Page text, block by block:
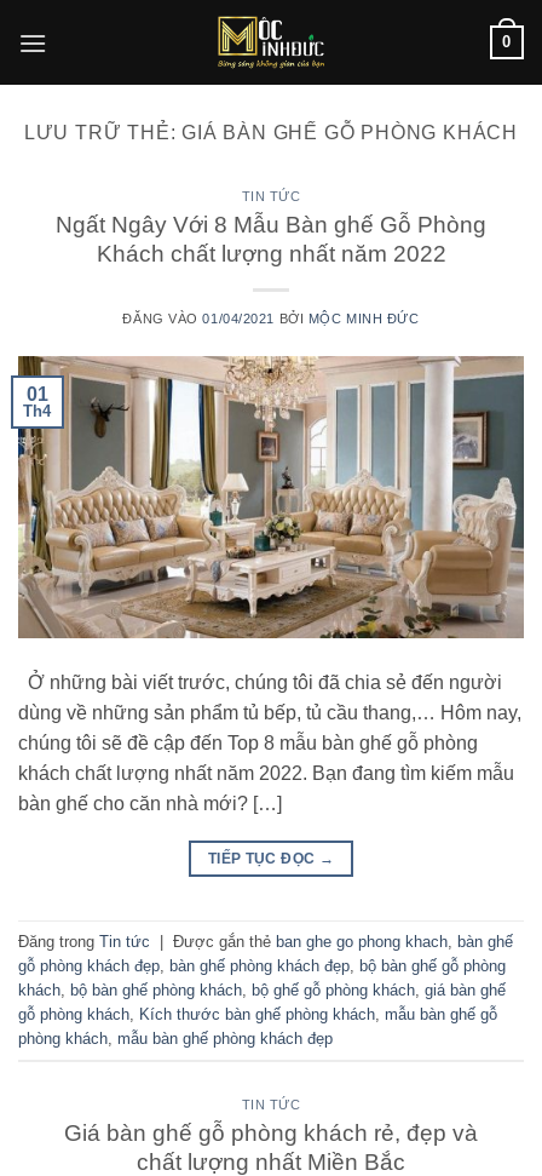
qua
0
LƯU TRỮ THẺ:GIÁ BÀN GHẾ GỖ PHÒNG KHÁCH
TIN TỨC
Ngất Ngây Với 8 Mẫu Bàn ghế Gỗ Phòng
Khách chất lượng nhất năm 2022
ĐĂNG VÀO01/04/2021 BỞI MỘC MINH ĐỨC
01
Th4
Ở những bài viết trước, chúng tôi đã chia sẻ đến người
dùng về những sản phẩm tủ bếp, tủ cầu thang,… Hôm nay,
chúng tôi sẽ đề cập đến Top 8 mẫu bàn ghế gỗ phòng
khách chất lượng nhất năm 2022. Bạn đang tìm kiếm mẫu
bàn ghế cho căn nhà mới? […]
TIẾP TỤC ĐỌC →
Đăng trong Tin tức | Được gắn thẻ ban ghe go phong khach bàn ghế
gỗ phòng khách đẹp bàn ghế phòng khách đẹp bộ bàn ghế gỗ phòng
khách bộ bàn ghế phòng khách bộ ghế gỗ phòng khách giá bàn ghế
gỗ phòng khách Kích thước bàn ghế phòng khách mẫu bàn ghế gỗ
phòng khách mẫu bàn ghế phòng khách đẹp
TIN TỨC
Giá bàn ghế gỗ phòng khách rẻ, đẹp và
chất lượng nhất Miền Bắc